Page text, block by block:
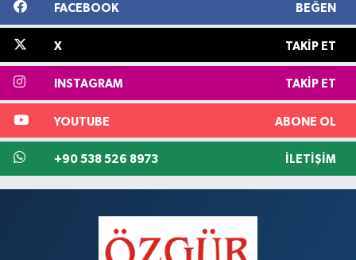
FACEBOOK BEĞEN
X TAKIP ET
INSTAGRAM TAKIP ET
YOUTUBE ABONE OL
+90 538 526 8973 İLETIŞIM